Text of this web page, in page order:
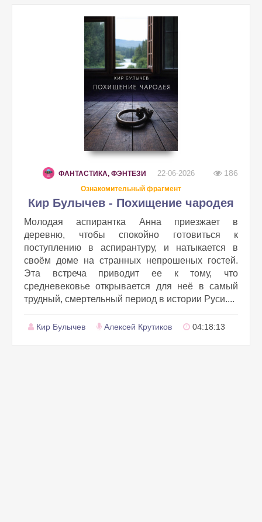
ФАНТАСТИКА, ФЭНТЕЗИ 22-06-2026 186
Ознакомительный фрагмент
Кир Булычев - Похищение чародея
Молодая аспирантка Анна приезжает в
деревню, чтобы спокойно готовиться к
поступлению в аспирантуру, и натыкается в
своём доме на странных непрошеных гостей.
Эта встреча приводит ее к тому, что
средневековье открывается для неё в самый
трудный, смертельный период в истории Руси....
Кир Булычев Алексей Крутиков 04:18:13